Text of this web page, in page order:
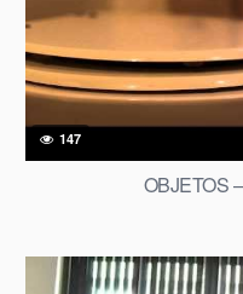
147
OBJETOS